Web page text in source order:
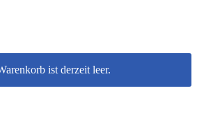
ist derzeit leer.